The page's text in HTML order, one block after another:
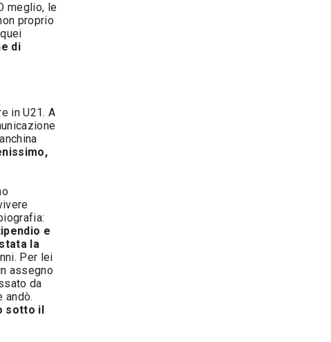
meglio, le
proprio
di
in U21. A
e
la
Per lei
assegno
da
andò.
sotto il